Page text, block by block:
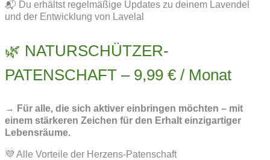
📬 Du erhältst regelmäßige Updates zu deinem Lavendel
und der Entwicklung von Lavelal
🌿 NATURSCHÜTZER-
PATENSCHAFT – 9,99 € / Monat
→ Für alle, die sich aktiver einbringen möchten – mit
einem stärkeren Zeichen für den Erhalt einzigartiger
Lebensräume.
💜 Alle Vorteile der Herzens-Patenschaft